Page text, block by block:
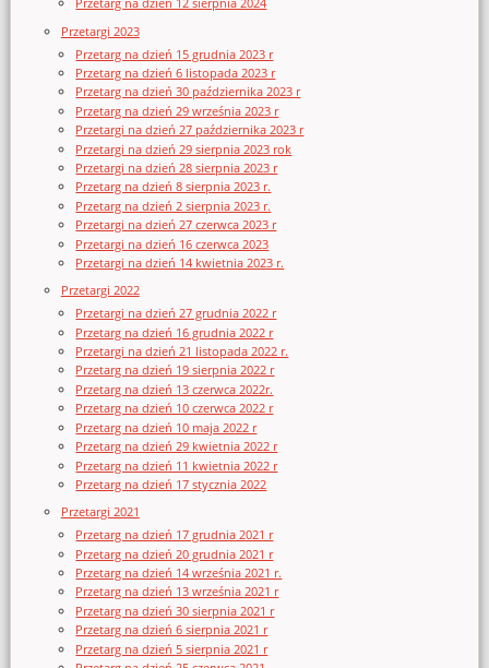
Przetargi 2023
Przetarg na dzień 15 grudnia 2023 r
Przetarg na dzień 6 listopada 2023 r
Przetarg na dzień 30 października 2023 r
Przetarg na dzień 29 września 2023 r
Przetargi na dzień 27 października 2023 r
Przetargi na dzień 29 sierpnia 2023 rok
Przetargi na dzień 28 sierpnia 2023 r
Przetarg na dzień 8 sierpnia 2023 r.
Przetarg na dzień 2 sierpnia 2023 r.
Przetargi na dzień 27 czerwca 2023 r
Przetargi na dzień 16 czerwca 2023
Przetargi na dzień 14 kwietnia 2023 r.
Przetargi 2022
Przetargi na dzień 27 grudnia 2022 r
Przetarg na dzień 16 grudnia 2022 r
Przetargi na dzień 21 listopada 2022 r.
Przetarg na dzień 19 sierpnia 2022 r
Przetarg na dzień 13 czerwca 2022r.
Przetarg na dzień 10 czerwca 2022 r
Przetarg na dzień 10 maja 2022 r
Przetarg na dzień 29 kwietnia 2022 r
Przetarg na dzień 11 kwietnia 2022 r
Przetarg na dzień 17 stycznia 2022
Przetargi 2021
Przetarg na dzień 17 grudnia 2021 r
Przetarg na dzień 20 grudnia 2021 r
Przetarg na dzień 14 września 2021 r.
Przetarg na dzień 13 września 2021 r
Przetarg na dzień 30 sierpnia 2021 r
Przetarg na dzień 6 sierpnia 2021 r
Przetarg na dzień 5 sierpnia 2021 r